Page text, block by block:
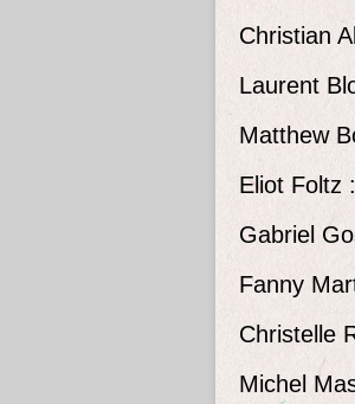
Christian
Laurent
Matthew
Eliot Foltz
Gabriel
Fanny
Christelle
Michel